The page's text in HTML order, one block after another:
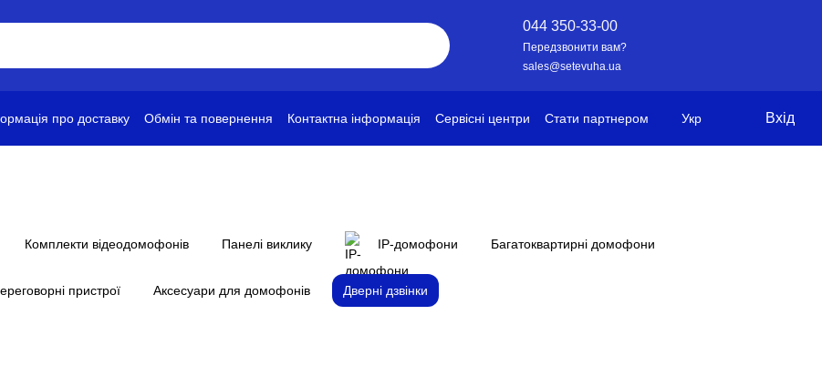
044 350-33-00
Передзвонити вам?
sales@setevuha.ua
про доставку Обмін та повернення Контактна інформація Сервісні центри
Стати партнером
Укр Вхід
Комплекти відеодомофонів Панелі виклику IP-домофони Багатоквартирні домофони
пристрої Аксесуари для домофонів Дверні дзвінки